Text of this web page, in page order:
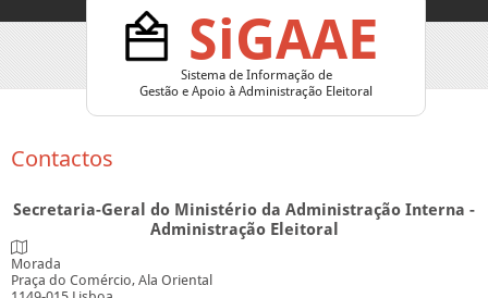
SiGAAE
Sistema de Informação de
Gestão e Apoio à Administração Eleitoral
Contactos
Secretaria-Geral do Ministério da Administração Intern​a -
Administração Eleitoral
Morada
Praça do Comércio, Ala Oriental